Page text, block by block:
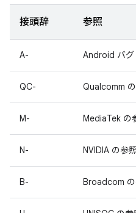
接頭辞 参照
A- Android バグ
QC- Qualcomm
M- MediaTek の
N- NVIDIA の参
B- Broadcom